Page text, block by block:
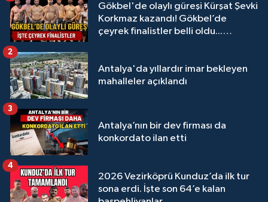
Gökbel'de olaylı güreşi Kürşat Şevki
Korkmaz kazandı! Gökbel’de
çeyrek finalistler belli oldu...
Antalya'da yıllardır imar bekleyen
mahalleler açıklandı
2
Antalya’nın bir dev firması da
konkordato ilan etti
3
2026 Vezirköprü Kunduz’da ilk tur
sona erdi. İşte son 64’e kalan
4